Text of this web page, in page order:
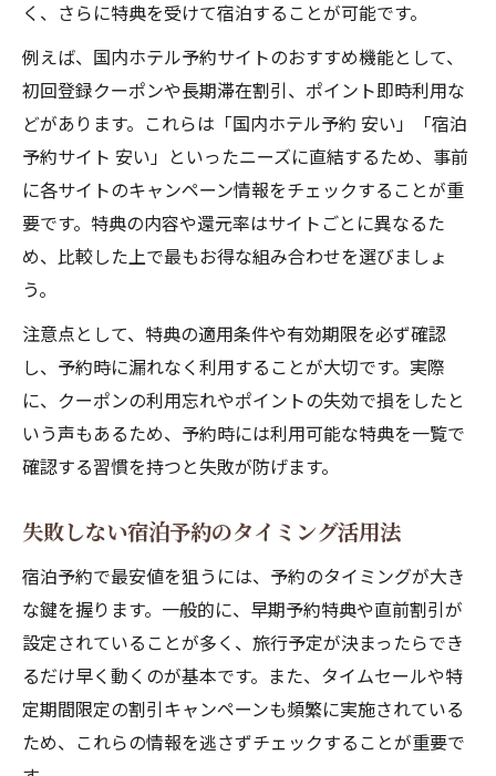
く、さらに特典を受けて宿泊することが可能です。
例えば、国内ホテル予約サイトのおすすめ機能として、
初回登録クーポンや長期滞在割引、ポイント即時利用な
どがあります。これらは「国内ホテル予約 安い」「宿泊
予約サイト 安い」といったニーズに直結するため、事前
に各サイトのキャンペーン情報をチェックすることが重
要です。特典の内容や還元率はサイトごとに異なるた
め、比較した上で最もお得な組み合わせを選びましょ
う。
注意点として、特典の適用条件や有効期限を必ず確認
し、予約時に漏れなく利用することが大切です。実際
に、クーポンの利用忘れやポイントの失効で損をしたと
いう声もあるため、予約時には利用可能な特典を一覧で
確認する習慣を持つと失敗が防げます。
失敗しない宿泊予約のタイミング活用法
宿泊予約で最安値を狙うには、予約のタイミングが大き
な鍵を握ります。一般的に、早期予約特典や直前割引が
設定されていることが多く、旅行予定が決まったらでき
るだけ早く動くのが基本です。また、タイムセールや特
定期間限定の割引キャンペーンも頻繁に実施されている
ため、これらの情報を逃さずチェックすることが重要で